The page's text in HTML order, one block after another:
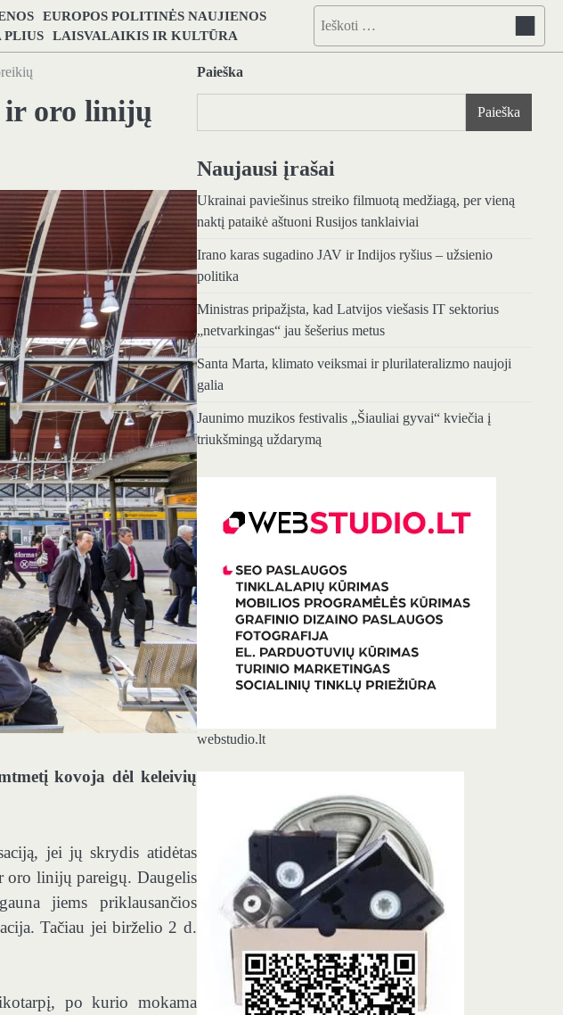
EUROPOS POLITINĖS NAUJIENOS
PLIUS LAISVALAIKIS IR KULTŪRA
Ieškoti:
ir oro linijų
kovoja dėl keleivių
jei jų skrydis atidėtas
oro linijų pareigų. Daugelis
jiems priklausančios
Tačiau jei birželio 2 d.
po kurio mokama
Paieška
Paieška
Naujausi įrašai
Ukrainai paviešinus streiko filmuotą medžiagą, per vieną
naktį pataikė aštuoni Rusijos tanklaiviai
Irano karas sugadino JAV ir Indijos ryšius – užsienio
politika
Ministras pripažįsta, kad Latvijos viešasis IT sektorius
„netvarkingas“ jau šešerius metus
Santa Marta, klimato veiksmai ir plurilateralizmo naujoji
galia
Jaunimo muzikos festivalis „Šiauliai gyvai“ kviečia į
triukšmingą uždarymą
webstudio.lt